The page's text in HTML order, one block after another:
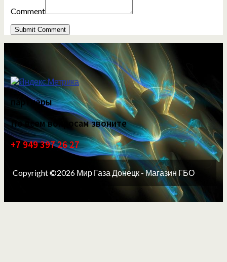
Comment
партнёры
По всем вопросам звоните
+7 949 397 26 27
Copyright ©2026 Мир Газа Донецк - Магазин ГБО